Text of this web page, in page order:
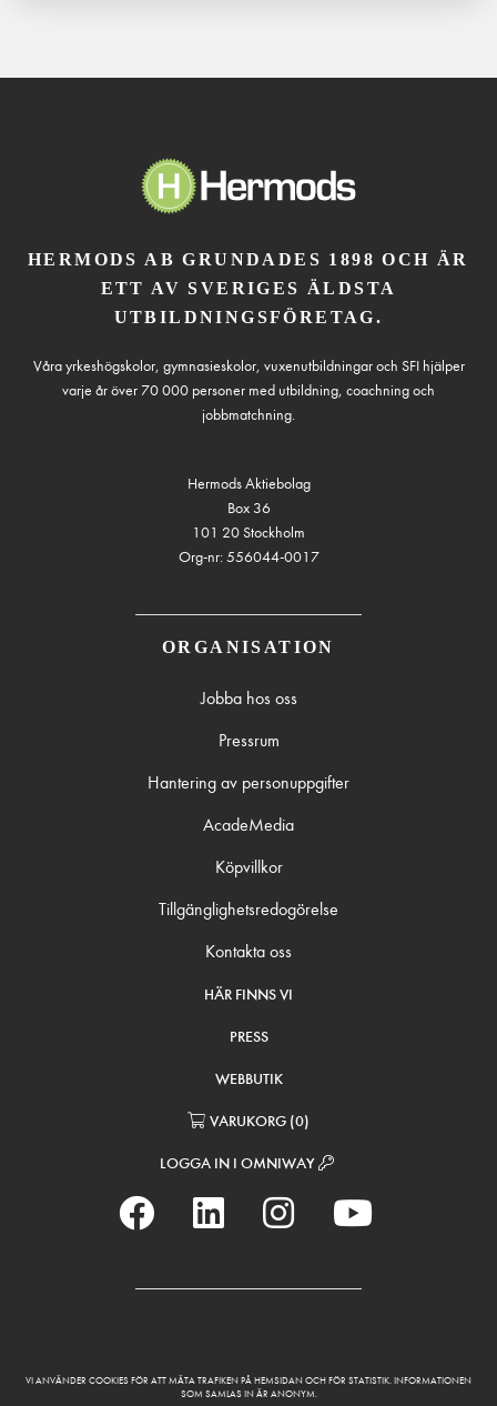
HERMODS AB GRUNDADES 1898 OCH ÄR
ETT AV SVERIGES ÄLDSTA
UTBILDNINGSFÖRETAG.
Våra yrkeshögskolor, gymnasieskolor, vuxenutbildningar och SFI hjälper
varje år över 70 000 personer med utbildning, coachning och
jobbmatchning.
Hermods Aktiebolag
Box 36
101 20 Stockholm
Org-nr: 556044-0017
ORGANISATION
Jobba hos oss
Pressrum
Hantering av personuppgifter
AcadeMedia
Köpvillkor
Tillgänglighetsredogörelse
Kontakta oss
HÄR FINNS VI
PRESS
WEBBUTIK
VARUKORG (0)
LOGGA IN I OMNIWAY
VI ANVÄNDER COOKIES FÖR ATT MÄTA TRAFIKEN PÅ HEMSIDAN OCH FÖR STATISTIK. INFORMATIONEN
SOM SAMLAS IN ÄR ANONYM.